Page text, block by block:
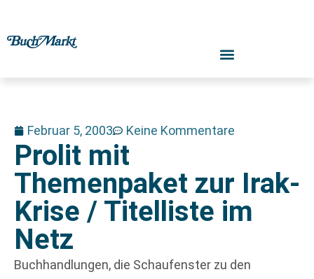
Februar 5, 2003 Keine Kommentare
Prolit mit
Themenpaket zur Irak-
Krise / Titelliste im
Netz
Buchhandlungen, die Schaufenster zu den